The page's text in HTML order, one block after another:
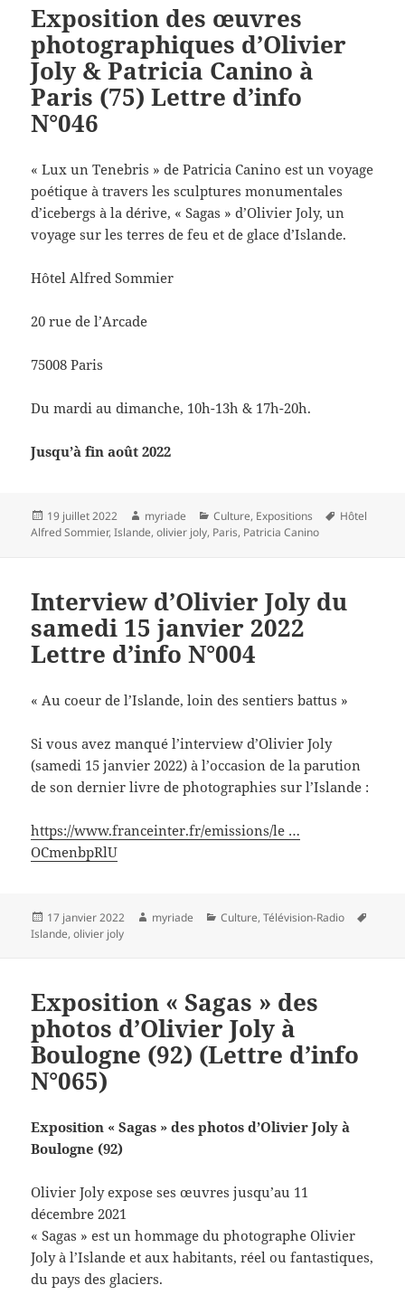
Exposition des œuvres
photographiques d’Olivier
Joly & Patricia Canino à
Paris (75) Lettre d’info
N°046
« Lux un Tenebris » de Patricia Canino est un voyage
poétique à travers les sculptures monumentales
d’icebergs à la dérive, « Sagas » d’Olivier Joly, un
voyage sur les terres de feu et de glace d’Islande.
Hôtel Alfred Sommier
20 rue de l’Arcade
75008 Paris
Du mardi au dimanche, 10h-13h & 17h-20h.
Jusqu’à fin août 2022
Publié
le
19 juillet 2022 Auteur
myriade Catégories
Culture, Expositions
Mots-
Hôtel
Alfred Sommier,Islande,olivier joly, Paris, Patricia Canino
Interview d’Olivier Joly du
samedi 15 janvier 2022
Lettre d’info N°004
« Au coeur de l’Islande, loin des sentiers battus »
Si vous avez manqué l’interview d’Olivier Joly
(samedi 15 janvier 2022) à l’occasion de la parution
de son dernier livre de photographies sur l’Islande :
https://www.franceinter.fr/emissions/le …
OCmenbpRlU
Publié
le
17 janvier 2022 Auteur
myriade Catégories
Culture,Télévision-Radio
Islande,olivier joly
Exposition « Sagas » des
photos d’Olivier Joly à
Boulogne (92) (Lettre d’info
N°065)
Exposition « Sagas » des photos d’Olivier Joly à
Boulogne (92)
Olivier Joly expose ses œuvres jusqu’au 11
décembre 2021
« Sagas » est un hommage du photographe Olivier
Joly à l’Islande et aux habitants, réel ou fantastiques,
du pays des glaciers.